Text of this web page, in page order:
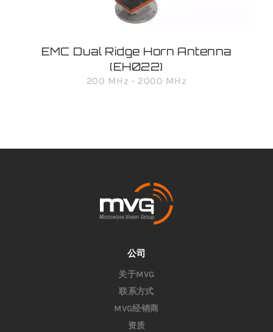
EMC Dual Ridge Horn Antenna
(EH022)
200 MHz - 2000 MHz
公司
关于MVG
联系方式
MVG经销商
资质